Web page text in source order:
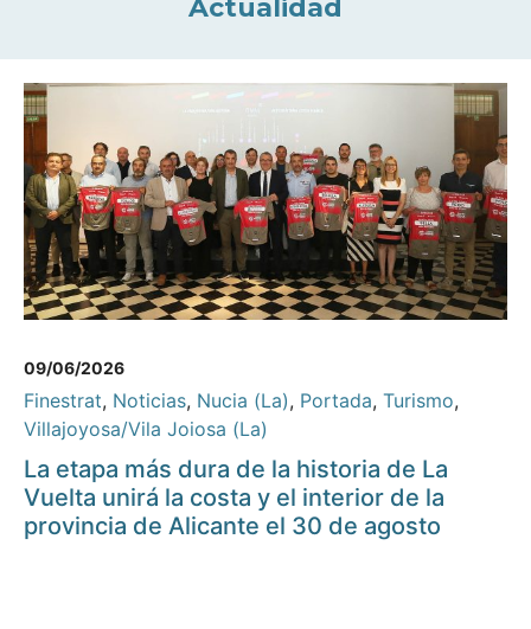
Actualidad
09/06/2026
Finestrat, Noticias, Nucia (La), Portada, Turismo,
Villajoyosa/Vila Joiosa (La)
La etapa más dura de la historia de La
Vuelta unirá la costa y el interior de la
provincia de Alicante el 30 de agosto